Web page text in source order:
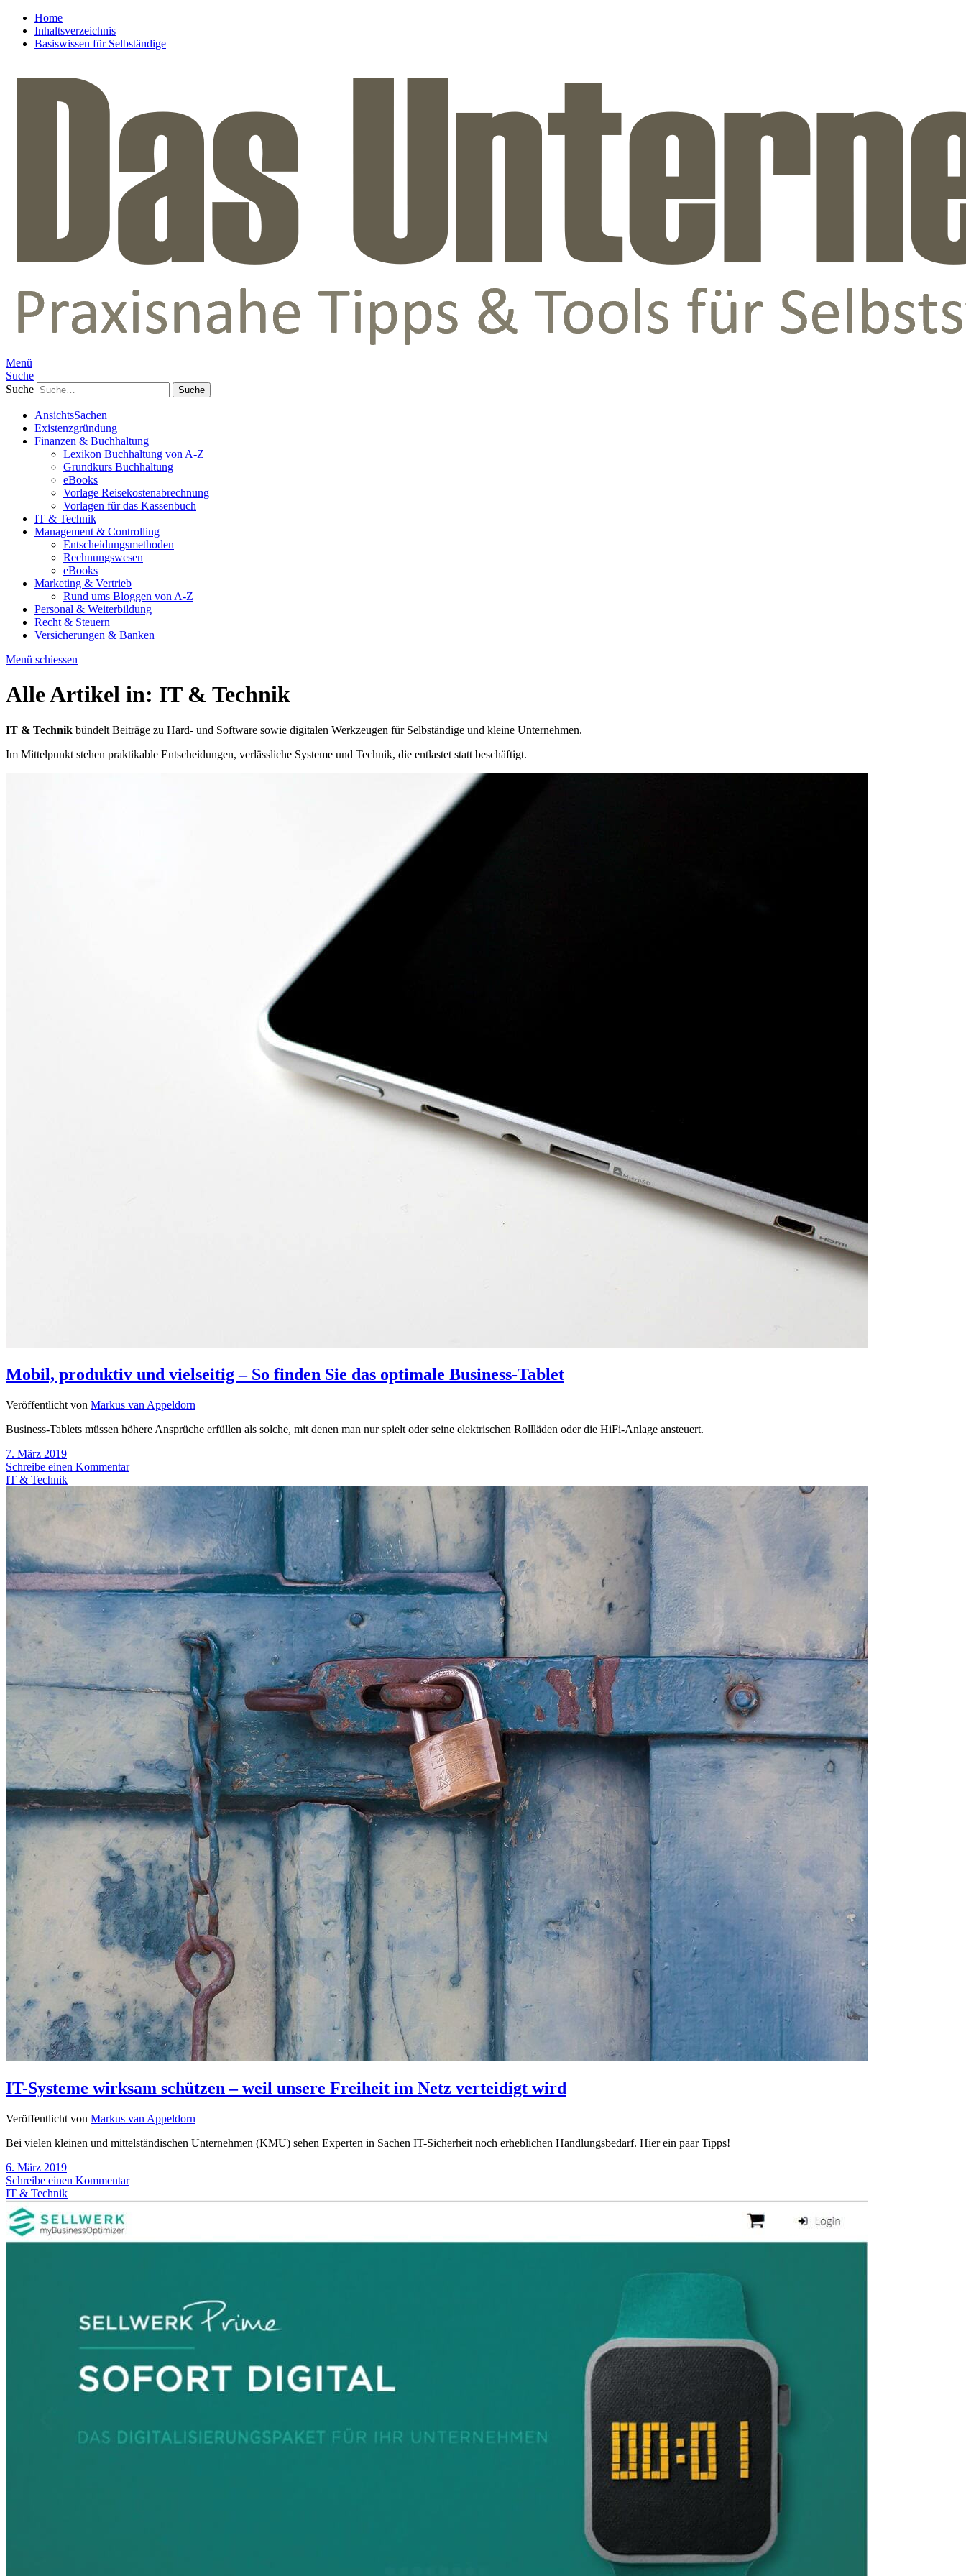
Home
Inhaltsverzeichnis
Basiswissen für Selbständige
Menü
Suche
Suche
AnsichtsSachen
Existenzgründung
Finanzen & Buchhaltung
Lexikon Buchhaltung von A-Z
Grundkurs Buchhaltung
eBooks
Vorlage Reisekostenabrechnung
Vorlagen für das Kassenbuch
IT & Technik
Management & Controlling
Entscheidungsmethoden
Rechnungswesen
eBooks
Marketing & Vertrieb
Rund ums Bloggen von A-Z
Personal & Weiterbildung
Recht & Steuern
Versicherungen & Banken
Menü schiessen
Alle Artikel in: IT & Technik
IT & Technik bündelt Beiträge zu Hard- und Software sowie digitalen Werkzeugen für Selbständige und kleine Unternehmen.
Im Mittelpunkt stehen praktikable Entscheidungen, verlässliche Systeme und Technik, die entlastet statt beschäftigt.
Mobil, produktiv und vielseitig – So finden Sie das optimale Business-Tablet
Veröffentlicht von Markus van Appeldorn
Business-Tablets müssen höhere Ansprüche erfüllen als solche, mit denen man nur spielt oder seine elektrischen Rollläden oder die HiFi-Anlage ansteuert.
7. März 2019
Schreibe einen Kommentar
IT & Technik
IT-Systeme wirksam schützen – weil unsere Freiheit im Netz verteidigt wird
Veröffentlicht von Markus van Appeldorn
Bei vielen kleinen und mittelständischen Unternehmen (KMU) sehen Experten in Sachen IT-Sicherheit noch erheblichen Handlungsbedarf. Hier ein paar Tipps!
6. März 2019
Schreibe einen Kommentar
IT & Technik